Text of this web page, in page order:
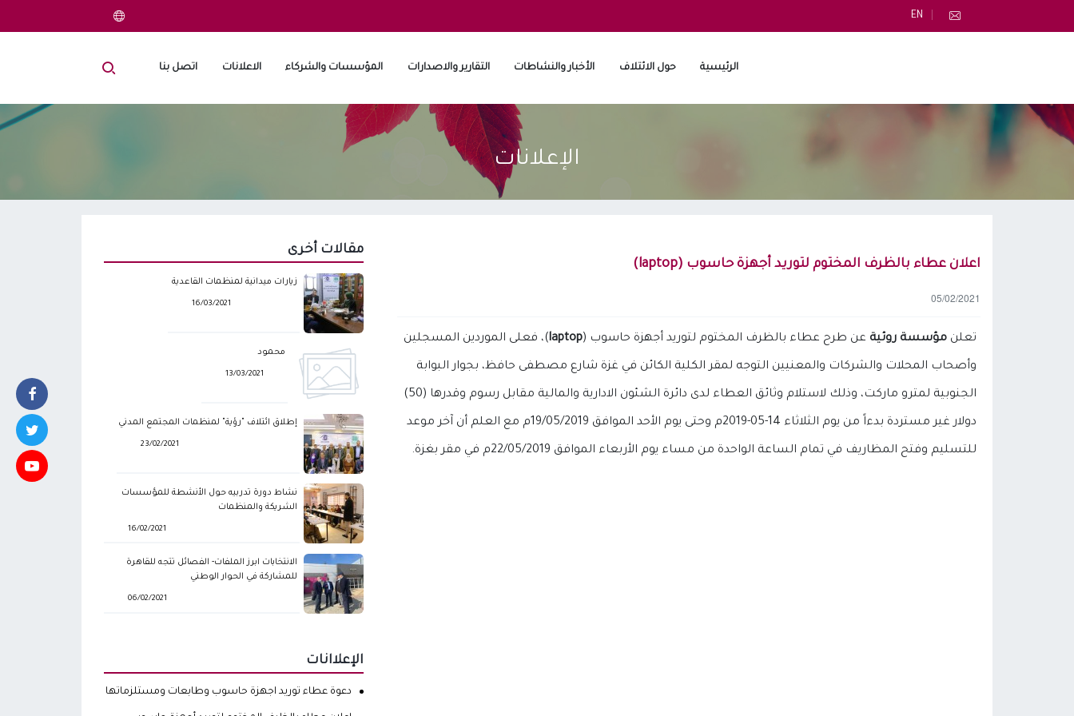
EN
الرئيسية حول الائتلاف الأخبار والنشاطات التقارير والاصدارات المؤسسات والشركاء الاعلانات اتصل بنا
الإعلانات
اعلان عطاء بالظرف المختوم لتوريد أجهزة حاسوب (laptop)
05/02/2021
تعلن مؤسسة روئية عن طرح عطاء بالظرف المختوم لتوريد أجهزة حاسوب (laptop)، فعلى الموردين المسجلين
وأصحاب المحلات والشركات والمعنيين التوجه لمقر الكلية الكائن في غزة شارع مصطفى حافظ، بجوار البوابة
الجنوبية لمترو ماركت، وذلك لاستلام وثائق العطاء لدى دائرة الشئون الادارية والمالية مقابل رسوم وقدرها (50)
دولار غير مستردة بدءاً من يوم الثلاثاء 14-05-2019م وحتى يوم الأحد الموافق 19/05/2019م مع العلم أن آخر موعد
للتسليم وفتح المظاريف في تمام الساعة الواحدة من مساء يوم الأربعاء الموافق 22/05/2019م في مقر بغزة.
مقالات أخرى
زيارات ميدانية لمنظمات القاعدية
16/03/2021
محمود
13/03/2021
إطلاق ائتلاف "رؤية" لمنظمات المجتمع المدني
23/02/2021
نشاط دورة تدربيه حول الأنشطة للمؤسسات
الشريكة والمنظمات
16/02/2021
الانتخابات ابرز الملفات- الفصائل تتجه للقاهرة
للمشاركة في الحوار الوطني
06/02/2021
الإعلاانات
دعوة عطاء توريد اجهزة حاسوب وطابعات ومستلزماتها